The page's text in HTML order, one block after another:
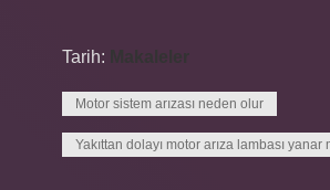
Tarih:
Motor sistem arızası neden olur
Yakıttan dolayı motor arıza lambası yanar